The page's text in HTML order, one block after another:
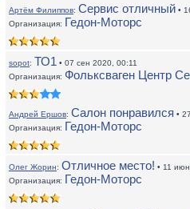
Артём Филиппов: Сервис отличный •
Организация: Гедон-Моторс
sopot: ТО1 • 07 сен 2020, 00:11
Организация: Фольксваген Центр
Андрей Ершов: Салон понравился •
Организация: Гедон-Моторс
Олег Жорин: Отличное место! • 11
Организация: Гедон-Моторс